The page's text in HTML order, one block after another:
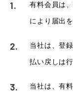
有料会員は
により届出
当社は、登
払い戻しは
当社は、有